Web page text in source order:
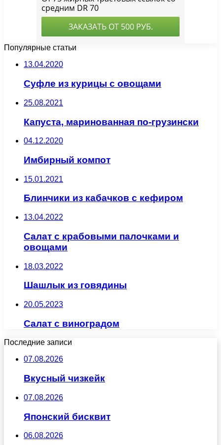
Популярные статьи
13.04.2020
Суфле из курицы с овощами
25.08.2021
Капуста, маринованная по-грузински
04.12.2020
Имбирный компот
15.01.2021
Блинчики из кабачков с кефиром
13.04.2022
Салат с крабовыми палочками и
овощами
18.03.2022
Шашлык из говядины
20.05.2023
Салат с виноградом
Последние записи
07.08.2026
Вкусный чизкейк
07.08.2026
Японский бисквит
06.08.2026